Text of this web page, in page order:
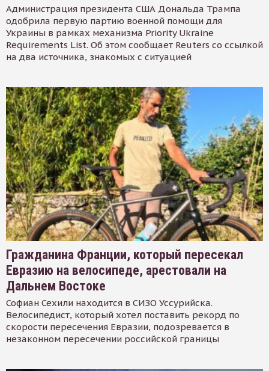
Администрация президента США Дональда Трампа
одобрила первую партию военной помощи для
Украины в рамках механизма Priority Ukraine
Requirements List. Об этом сообщает Reuters со ссылкой
на два источника, знакомых с ситуацией
Гражданина Франции, который пересекал
Евразию на велосипеде, арестовали на
Дальнем Востоке
Софиан Сехили находится в СИЗО Уссурийска.
Велосипедист, который хотел поставить рекорд по
скорости пересечения Евразии, подозревается в
незаконном пересечении российской границы